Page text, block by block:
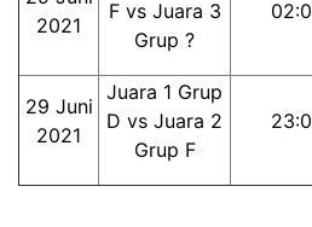
2021
F vs Juara 3
Grup ?
29 Juni
2021
Juara 1 Grup
D vs Juara 2
Grup F